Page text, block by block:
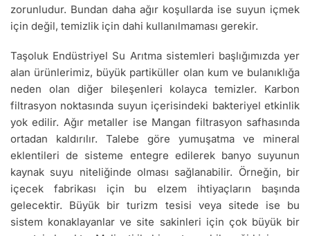
zorunludur. Bundan daha ağır koşullarda ise suyun içmek
için değil, temizlik için dahi kullanılmaması gerekir.
Taşoluk Endüstriyel Su Arıtma sistemleri başlığımızda yer
alan ürünlerimiz, büyük partiküller olan kum ve bulanıklığa
neden olan diğer bileşenleri kolayca temizler. Karbon
filtrasyon noktasında suyun içerisindeki bakteriyel etkinlik
yok edilir. Ağır metaller ise Mangan filtrasyon safhasında
ortadan kaldırılır. Talebe göre yumuşatma ve mineral
eklentileri de sisteme entegre edilerek banyo suyunun
kaynak suyu niteliğinde olması sağlanabilir. Örneğin, bir
içecek fabrikası için bu elzem ihtiyaçların başında
gelecektir. Büyük bir turizm tesisi veya sitede ise bu
sistem konaklayanlar ve site sakinleri için çok büyük bir